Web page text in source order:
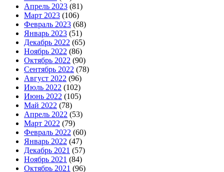
Апрель 2023 (81)
Март 2023 (106)
Февраль 2023 (68)
Январь 2023 (51)
Декабрь 2022 (65)
Ноябрь 2022 (86)
Октябрь 2022 (90)
Сентябрь 2022 (78)
Август 2022 (96)
Июль 2022 (102)
Июнь 2022 (105)
Май 2022 (78)
Апрель 2022 (53)
Март 2022 (79)
Февраль 2022 (60)
Январь 2022 (47)
Декабрь 2021 (57)
Ноябрь 2021 (84)
Октябрь 2021 (96)